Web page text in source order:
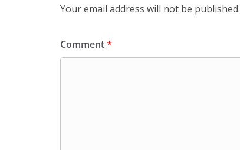
Your email address will not be published.
Comment*